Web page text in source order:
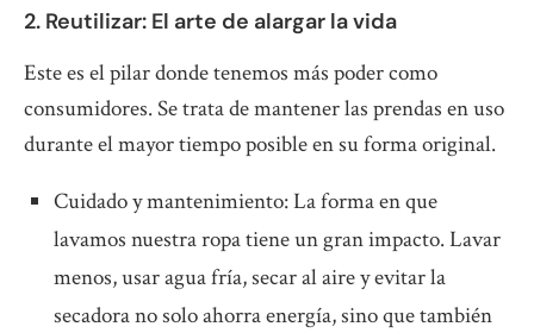
2. Reutilizar: El arte de alargar la vida
Este es el pilar donde tenemos más poder como
consumidores. Se trata de mantener las prendas en uso
durante el mayor tiempo posible en su forma original.
Cuidado y mantenimiento: La forma en que
lavamos nuestra ropa tiene un gran impacto. Lavar
menos, usar agua fría, secar al aire y evitar la
secadora no solo ahorra energía, sino que también